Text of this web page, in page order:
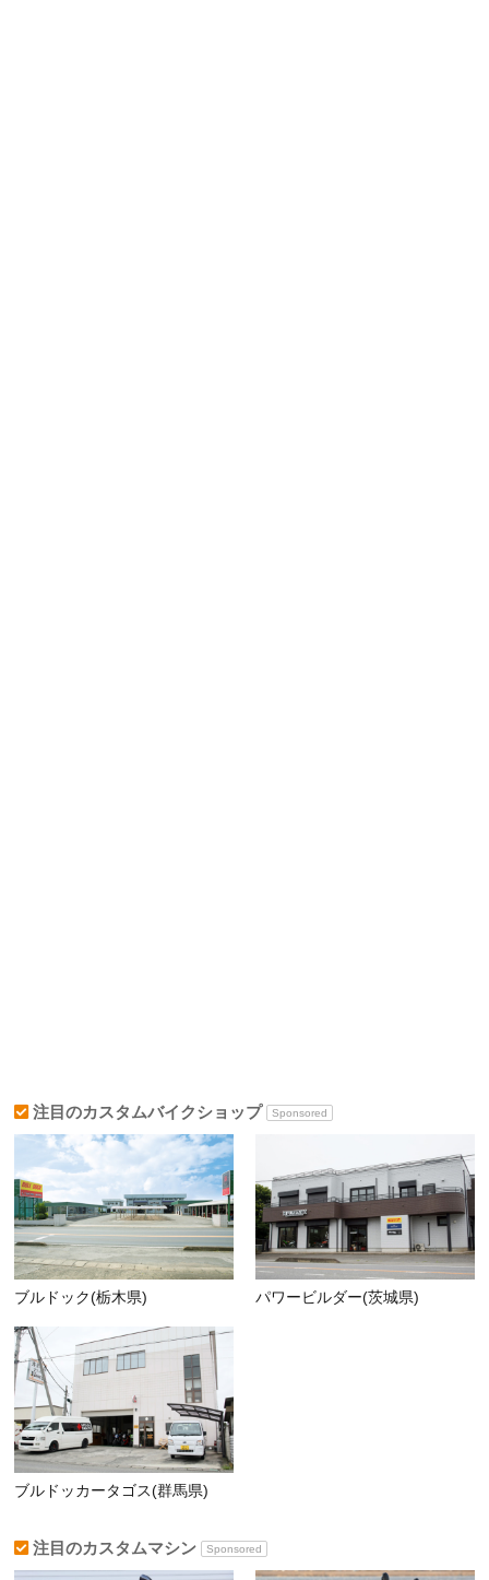
注目のカスタムバイクショップ Sponsored
ブルドック(栃木県) パワービルダー(茨城県)
ブルドッカータゴス(群馬県)
注目のカスタムマシン Sponsored